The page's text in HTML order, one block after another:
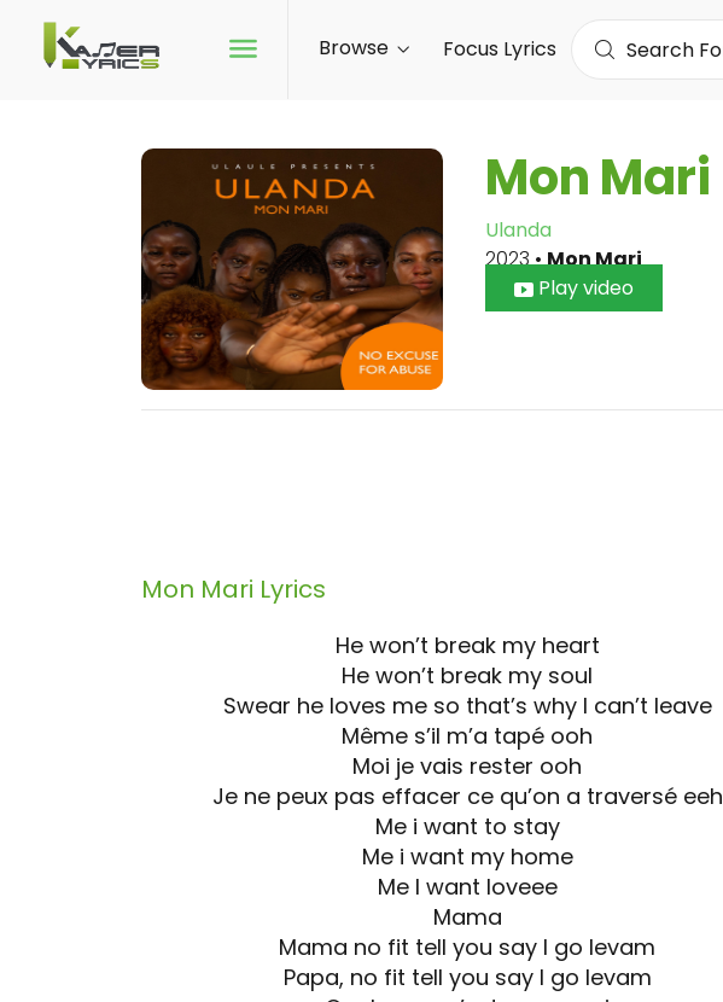
Browse Focus Lyrics
Mon Mari
Ulanda
2023•Mon Mari
Play video
Mon Mari Lyrics
He won’t break my heart
He won’t break my soul
Swear he loves me so that’s why I can’t leave
Même s’il m’a tapé ooh
Moi je vais rester ooh
Je ne peux pas effacer ce qu’on a traversé eeh
Me i want to stay
Me i want my home
Me I want loveee
Mama
Mama no fit tell you say I go levam
Papa, no fit tell you say I go levam